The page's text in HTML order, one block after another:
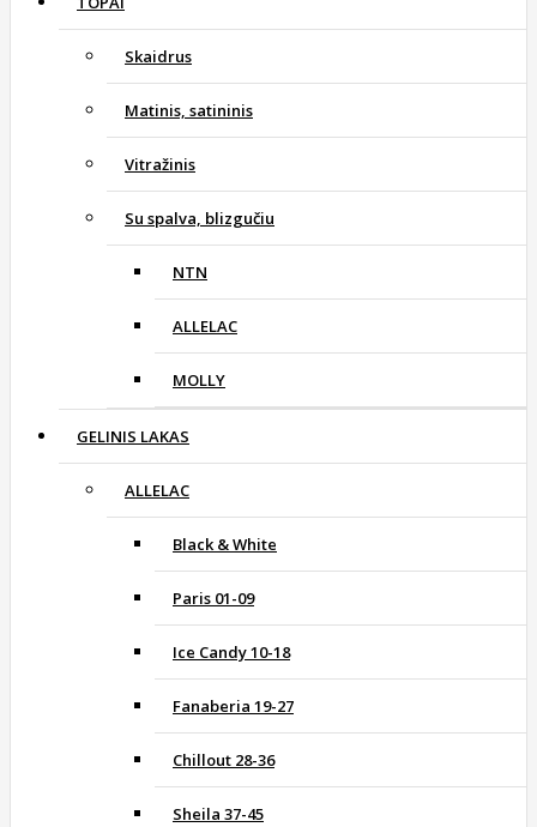
Skaidrus
Matinis, satininis
Vitražinis
Su spalva, blizgučiu
NTN
ALLELAC
MOLLY
GELINIS LAKAS
ALLELAC
Black & White
Paris 01-09
Ice Candy 10-18
Fanaberia 19-27
Chillout 28-36
Sheila 37-45